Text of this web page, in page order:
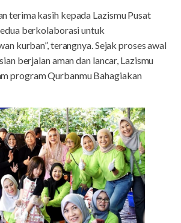
terima kasih kepada Lazismu Pusat
berkolaborasi untuk
kurban”, terangnya. Sejak proses awal
berjalan aman dan lancar, Lazismu
program Qurbanmu Bahagiakan